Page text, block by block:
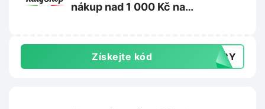
nákup nad 1 000 Kč na
Získejte kód TERY